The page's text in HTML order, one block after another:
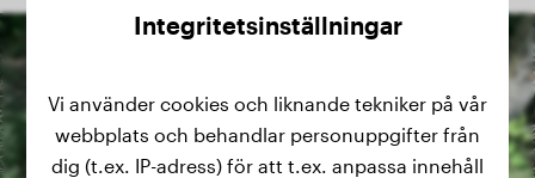
Integritetsinställningar
Vi använder cookies och liknande tekniker på vår
webbplats och behandlar personuppgifter från
dig (t.ex. IP-adress) för att t.ex. anpassa innehåll